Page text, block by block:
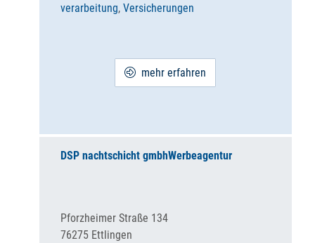
verarbeitung, Versicherungen
mehr erfahren
DSP nachtschicht gmbhWerbeagentur
Pforzheimer Straße 134
76275 Ettlingen